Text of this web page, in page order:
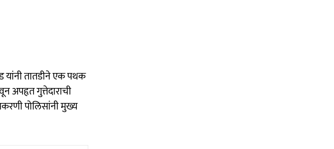
यांनी तातडीने एक पथक
अपहृत गुत्तेदाराची
पोलिसांनी मुख्य